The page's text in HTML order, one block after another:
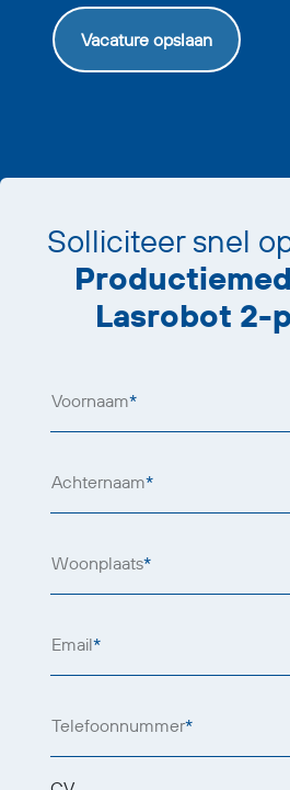
Vacature opslaan
Solliciteer snel
Lasrobot 2-
Voornaam*
Achternaam*
Woonplaats*
Email*
Telefoonnummer*